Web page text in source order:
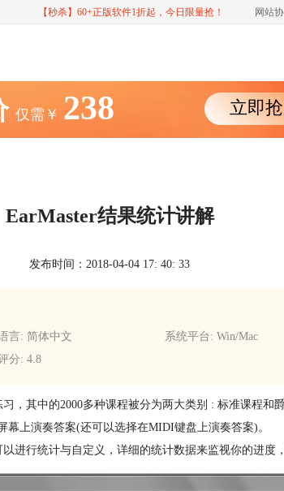
【秒杀】60+正版软件1折起，今日限量抢！ 网站
仅需￥ 238 立即
EarMaster结果统计讲解
发布时间：2018-04-04 17: 40: 33
言: 简体中文
系统平台: Win/Mac
分: 4.8
，其中的2000多种课程被分为两大类别 : 标准课程和
上演奏答案(还可以选择在MIDI键盘上演奏答案)。
进行统计与自定义，详细的统计数据来监视你的进度